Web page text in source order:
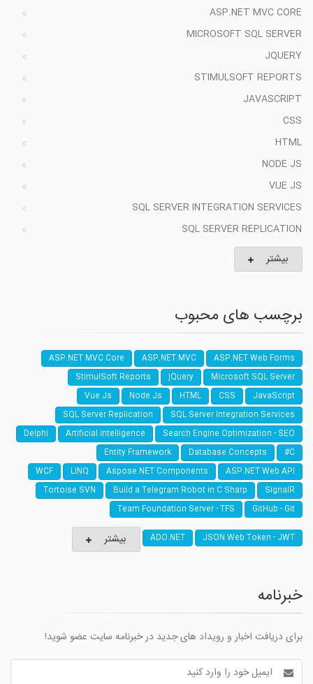
ASP.NET MVC CORE
MICROSOFT SQL SERVER
JQUERY
STIMULSOFT REPORTS
JAVASCRIPT
CSS
HTML
NODE JS
VUE JS
SQL SERVER INTEGRATION SERVICES
SQL SERVER REPLICATION
بیشتر
برچسب های محبوب
ASP.NET Web Forms
ASP.NET MVC
ASP.NET MVC Core
Microsoft SQL Server
jQuery
StimulSoft Reports
JavaScript
CSS
HTML
Node Js
Vue Js
SQL Server Integration Services
SQL Server Replication
Search Engine Optimization - SEO
Artificial intelligence
Delphi
C#
Database Concepts
Entity Framework
ASP.NET Web API
Aspose.NET Components
LINQ
WCF
SignalR
Build a Telegram Robot in C Sharp
Tortoise SVN
GitHub - Git
Team Foundation Server - TFS
JSON Web Token - JWT
ADO.NET بیشتر
خبرنامه
برای دریافت اخبار و رویداد های جدید در خبرنامه سایت عضو شوید!
آدرس
ایمیل